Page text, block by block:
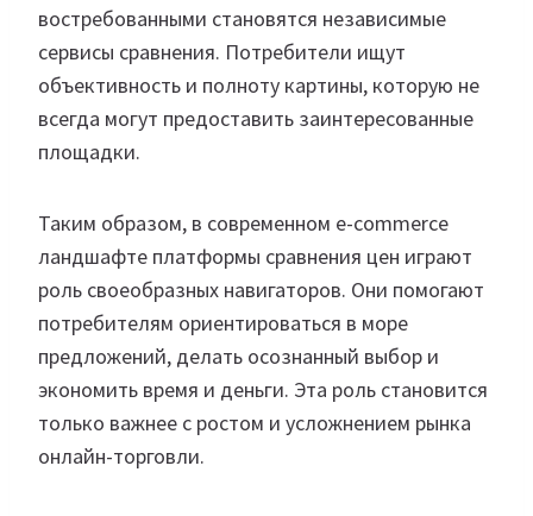
востребованными становятся независимые
сервисы сравнения. Потребители ищут
объективность и полноту картины, которую не
всегда могут предоставить заинтересованные
площадки.
Таким образом, в современном e-commerce
ландшафте платформы сравнения цен играют
роль своеобразных навигаторов. Они помогают
потребителям ориентироваться в море
предложений, делать осознанный выбор и
экономить время и деньги. Эта роль становится
только важнее с ростом и усложнением рынка
онлайн-торговли.